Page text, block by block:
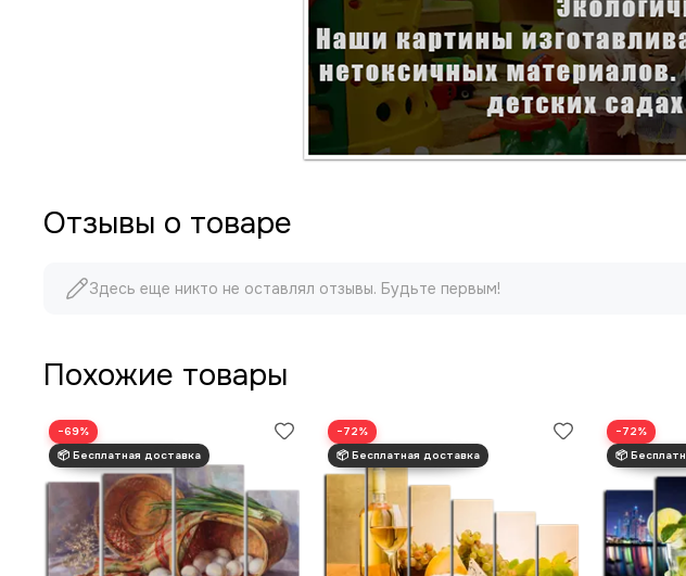
Отзывы о товаре
Здесь еще никто не оставлял отзывы. Будьте первым!
Похожие товары
−69% −72% −72%